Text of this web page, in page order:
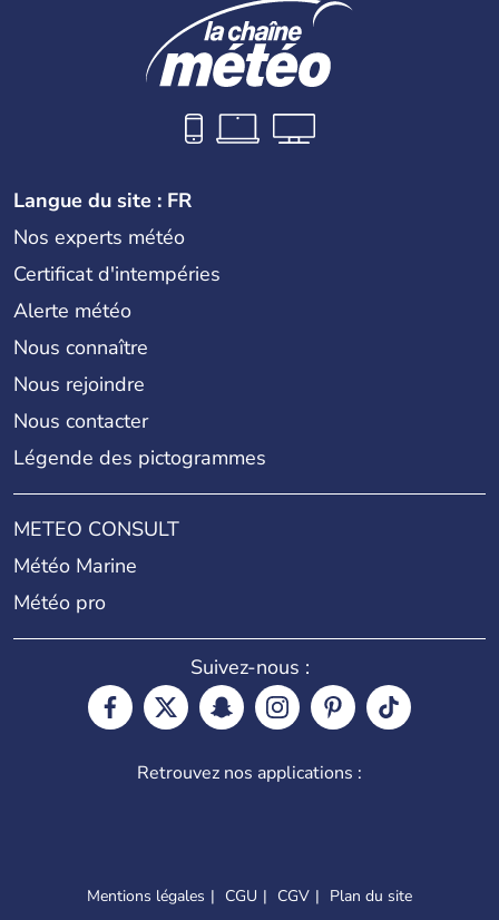
Langue du site : FR
Nos experts météo
Certificat d'intempéries
Alerte météo
Nous connaître
Nous rejoindre
Nous contacter
Légende des pictogrammes
METEO CONSULT
Météo Marine
Météo pro
Suivez-nous :
Retrouvez nos applications :
Mentions légales CGU CGV Plan du site